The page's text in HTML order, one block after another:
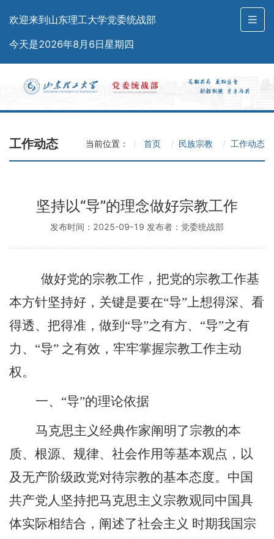
欢迎来到山东理工大学党委统战部
今天是2026年8月6日星期四
工作动态 当前位置： 首页 民族宗教 工作动态
坚持以“导”的理念做好宗教工作
发布时间：2025-09-19 发布者：党委统战部
做好党的宗教工作，把党的宗教工作基
本方针坚持好，关键是要在“导”上想得深、看
得透、把得准，做到“导”之有方、“导”之有
力、“导” 之有效，牢牢掌握宗教工作主动
权。
一、“导”的理论依据
马克思主义经典作家阐明了宗教的本
质、根源、规律、社会作用等基本观点，以
及无产阶级政党对待宗教的基本态度。中国
共产党人坚持把马克思主义宗教观同中国具
体实际相结合，阐述了社会主义 时期我国宗